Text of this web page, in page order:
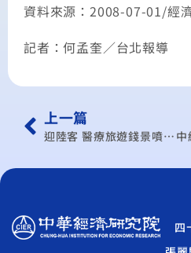
資料來源：2008-07-01/經
記者：何孟奎／台北報導
上一篇
迎陸客 醫療旅遊錢景噴發 今年商機30億元，明年將三級跳至180億元
四